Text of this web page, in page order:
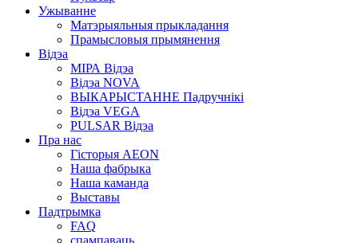
Ужыванне
Матэрыяльныя прыкладання
Прамысловыя прымянення
Відэа
МІРА Відэа
Відэа NOVA
ВЫКАРЫСТАННЕ Падручнікі
Відэа VEGA
PULSAR Відэа
Пра нас
Гісторыя AEON
Наша фабрыка
Наша каманда
Выставы
Падтрымка
FAQ
спампаваць